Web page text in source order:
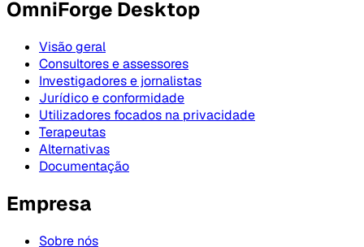
OmniForge Desktop
Visão geral
Consultores e assessores
Investigadores e jornalistas
Jurídico e conformidade
Utilizadores focados na privacidade
Terapeutas
Alternativas
Documentação
Empresa
Sobre nós